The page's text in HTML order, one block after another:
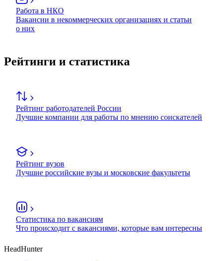
Работа в НКО
Вакансии в некоммерческих организациях и статьи
о них
Рейтинги и статистика
Рейтинг работодателей России
Лучшие компании для работы по мнению соискателей
Рейтинг вузов
Лучшие российские вузы и московские факультеты
Статистика по вакансиям
Что происходит с вакансиями, которые вам интересны
HeadHunter